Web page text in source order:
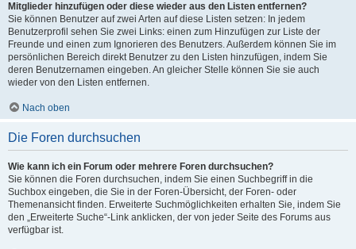
Mitglieder hinzufügen oder diese wieder aus den Listen entfernen?
Sie können Benutzer auf zwei Arten auf diese Listen setzen: In jedem
Benutzerprofil sehen Sie zwei Links: einen zum Hinzufügen zur Liste der
Freunde und einen zum Ignorieren des Benutzers. Außerdem können Sie im
persönlichen Bereich direkt Benutzer zu den Listen hinzufügen, indem Sie
deren Benutzernamen eingeben. An gleicher Stelle können Sie sie auch
wieder von den Listen entfernen.
Nach oben
Die Foren durchsuchen
Wie kann ich ein Forum oder mehrere Foren durchsuchen?
Sie können die Foren durchsuchen, indem Sie einen Suchbegriff in die
Suchbox eingeben, die Sie in der Foren-Übersicht, der Foren- oder
Themenansicht finden. Erweiterte Suchmöglichkeiten erhalten Sie, indem Sie
den „Erweiterte Suche“-Link anklicken, der von jeder Seite des Forums aus
verfügbar ist.